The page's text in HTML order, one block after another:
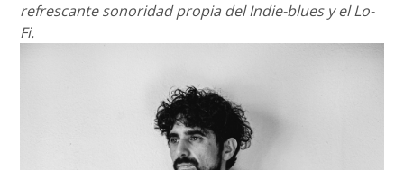
refrescante sonoridad propia del Indie-blues y el Lo-
Fi.